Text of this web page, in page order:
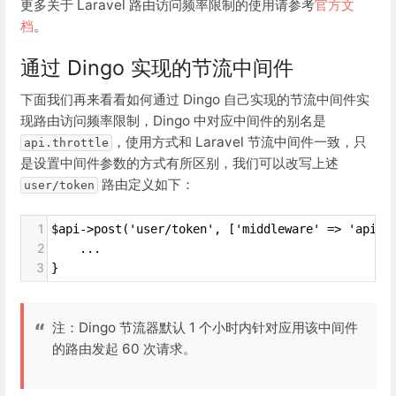
更多关于 Laravel 路由访问频率限制的使用请参考官方文
档。
通过 Dingo 实现的节流中间件
下面我们再来看看如何通过 Dingo 自己实现的节流中间件实
现路由访问频率限制，Dingo 中对应中间件的别名是
api.throttle
，使用方式和 Laravel 节流中间件一致，只
是设置中间件参数的方式有所区别，我们可以改写上述
user/token 路由定义如下：
1 $api->post('user/token', ['middleware' =>
2
    ...
3 }
注：Dingo 节流器默认 1 个小时内针对应用该中间件
的路由发起 60 次请求。